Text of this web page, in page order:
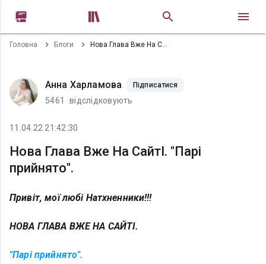
 
Головна Блоги Нова Глава Вже На СайтІ. "Парі прийнято".
Анна Харламова Підписатися
5461 відслідковують
11.04.22 21:42:30
Нова Глава Вже На СайтІ. "Парі
прийнято".
Привіт, мої любі Натхненники!!!
НОВА ГЛАВА ВЖЕ НА САЙТІ.
"Парі прийнято".